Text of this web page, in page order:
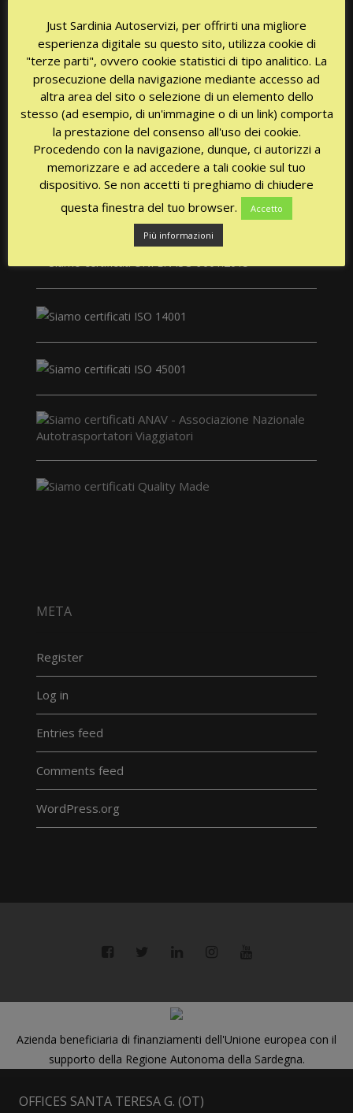
NEED A TAXI?
Availability 24 / 24h every day!
CERTIFICATIONS
META
Register
Log in
Entries feed
Comments feed
WordPress.org
Azienda beneficiaria di finanziamenti dell'Unione europea con il
supporto della Regione Autonoma della Sardegna.
OFFICES SANTA TERESA G. (OT)
Just Sardinia Autoservizi, per offrirti una migliore
esperienza digitale su questo sito, utilizza cookie di
"terze parti", ovvero cookie statistici di tipo analitico. La
prosecuzione della navigazione mediante accesso ad
altra area del sito o selezione di un elemento dello
stesso (ad esempio, di un'immagine o di un link) comporta
la prestazione del consenso all'uso dei cookie.
Procedendo con la navigazione, dunque, ci autorizzi a
memorizzare e ad accedere a tali cookie sul tuo
dispositivo. Se non accetti ti preghiamo di chiudere
questa finestra del tuo browser.
Accetto
Più informazioni